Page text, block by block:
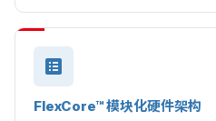
FlexCore™ 模块化硬件架构